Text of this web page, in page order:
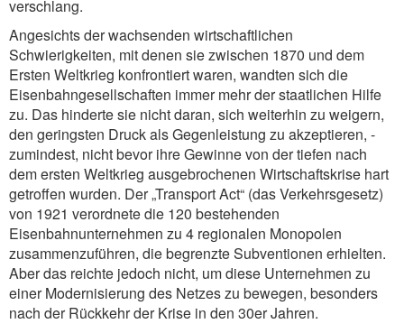
verschlang.
Angesichts der wachsenden wirtschaftlichen
Schwierigkeiten, mit denen sie zwischen 1870 und dem
Ersten Weltkrieg konfrontiert waren, wandten sich die
Eisenbahngesellschaften immer mehr der staatlichen Hilfe
zu. Das hinderte sie nicht daran, sich weiterhin zu weigern,
den geringsten Druck als Gegenleistung zu akzeptieren, -
zumindest, nicht bevor ihre Gewinne von der tiefen nach
dem ersten Weltkrieg ausgebrochenen Wirtschaftskrise hart
getroffen wurden. Der „Transport Act“ (das Verkehrsgesetz)
von 1921 verordnete die 120 bestehenden
Eisenbahnunternehmen zu 4 regionalen Monopolen
zusammenzuführen, die begrenzte Subventionen erhielten.
Aber das reichte jedoch nicht, um diese Unternehmen zu
einer Modernisierung des Netzes zu bewegen, besonders
nach der Rückkehr der Krise in den 30er Jahren.